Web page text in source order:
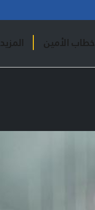
خطاب الأمين المزيد